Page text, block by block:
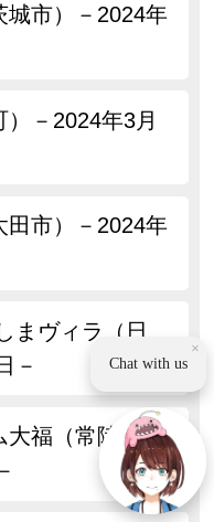
城市）－2024年
－2024年3月
田市）－2024年
まヴィラ（日
－
大福（常陸大宮
×
Chat with us